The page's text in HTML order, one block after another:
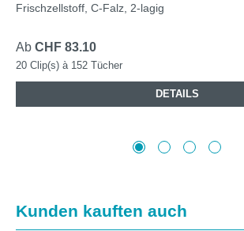
Frischzellstoff, C-Falz, 2-lagig
Ab CHF 83.10
20 Clip(s) à 152 Tücher
DETAILS
Produktgalerie überspringen
Kunden kauften auch